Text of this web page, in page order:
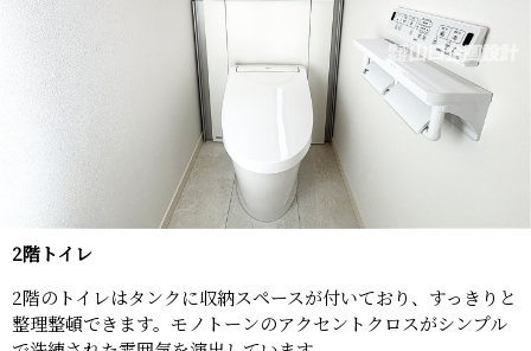
2階トイレ
2階のトイレはタンクに収納スペースが付いており、すっきりと
整理整頓できます。モノトーンのアクセントクロスがシンプル